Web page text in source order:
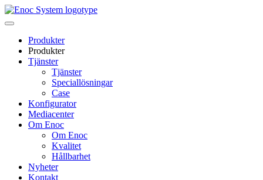
Skip
to
Produkter
Produkter
Tjänster
Tjänster
Speciallösningar
Case
Konfigurator
Mediacenter
Om Enoc
Om Enoc
Kvalitet
Hållbarhet
Nyheter
Kontakt